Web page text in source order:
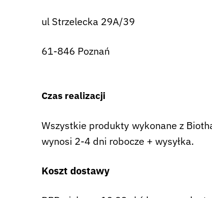
ul Strzelecka 29A/39
61-846 Poznań
Czas realizacji
Wszystkie produkty wykonane z
wynosi 2-4 dni robocze + wysyłka.
Koszt dostawy